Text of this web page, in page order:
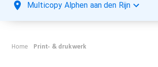
Multicopy Alphen aan den Rijn
Home Print- & drukwerk